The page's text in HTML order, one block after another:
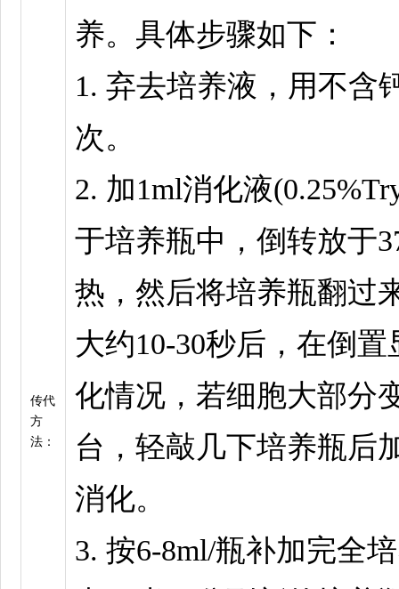
传代
方
法：
养。具体步骤如下：
1. 弃去培养液，用不含
次。
2. 加1ml消化液
于培养瓶中，倒转放于
热，然后将培养瓶翻过
大约10-30秒后，在倒
化情况，若细胞大部分
台，轻敲几下培养瓶后
消化。
3. 按6-8ml/瓶补加完全